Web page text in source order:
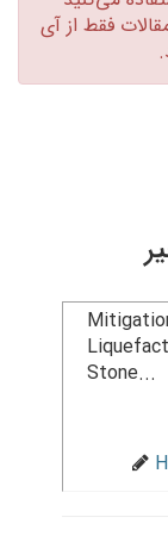
فقط از آی